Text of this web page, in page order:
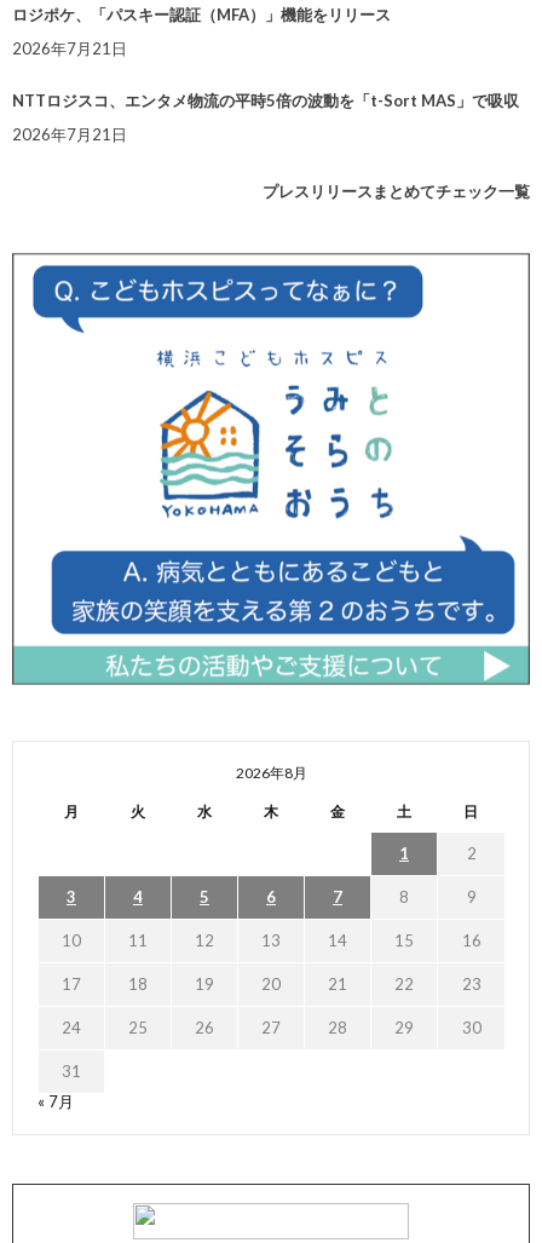
ロジポケ、「パスキー認証（MFA）」機能をリリース
2026年7月21日
NTTロジスコ、エンタメ物流の平時5倍の波動を「t-Sort MAS」で吸収
2026年7月21日
プレスリリースまとめてチェック一覧
2026年8月
月 火 水 木 金 土 日
1 2
3 4 5 6 7 8 9
10 11 12 13 14 15 16
17 18 19 20 21 22 23
24 25 26 27 28 29 30
31
« 7月